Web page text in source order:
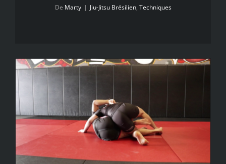
De Marty | Jiu-Jitsu Brésilien, Techniques